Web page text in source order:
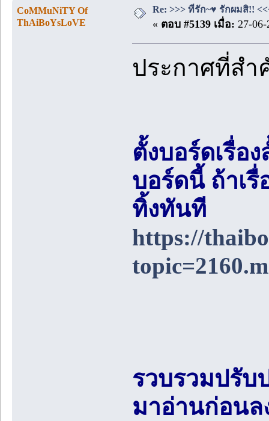
CoMMuNiTY Of
ThAiBoYsLoVE
Re: >>> ที่รัก~♥ รักผมสิ!!
« ตอบ #5139 เมื่อ: 27-
ประกาศที่ส
ตั้งบอร์ดเรื่อ
บอร์ดนี้ ถ้าเ
ทิ้งทันที
https://
รวบรวมปรับ
มาอ่านก่อน